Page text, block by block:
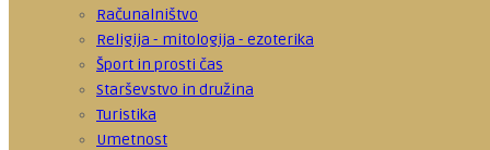
Računalništvo
Religija - mitologija - ezoterika
Šport in prosti čas
Starševstvo in družina
Turistika
Umetnost